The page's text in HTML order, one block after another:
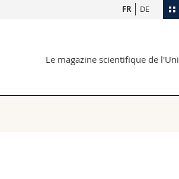
Futurs étudiants
Chercheurs
Plan
Webmail
FR DE
Le magazine scientifique de